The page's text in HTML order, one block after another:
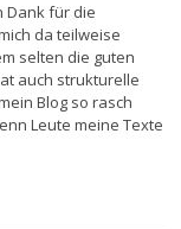
Dank für die
da teilweise
selten die guten
auch strukturelle
Blog so rasch
Leute meine Texte